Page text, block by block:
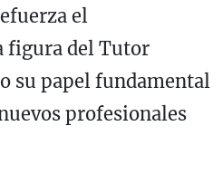
el
figura del Tutor
su papel fundamental
profesionales